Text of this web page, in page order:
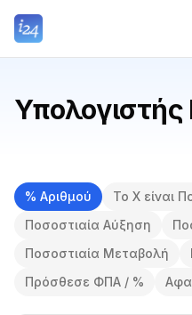
% Αριθμού
Το X είναι
Ποσοστιαία Αύξηση
Ποσοστιαία Μεταβολή
Πρόσθεσε ΦΠΑ / %